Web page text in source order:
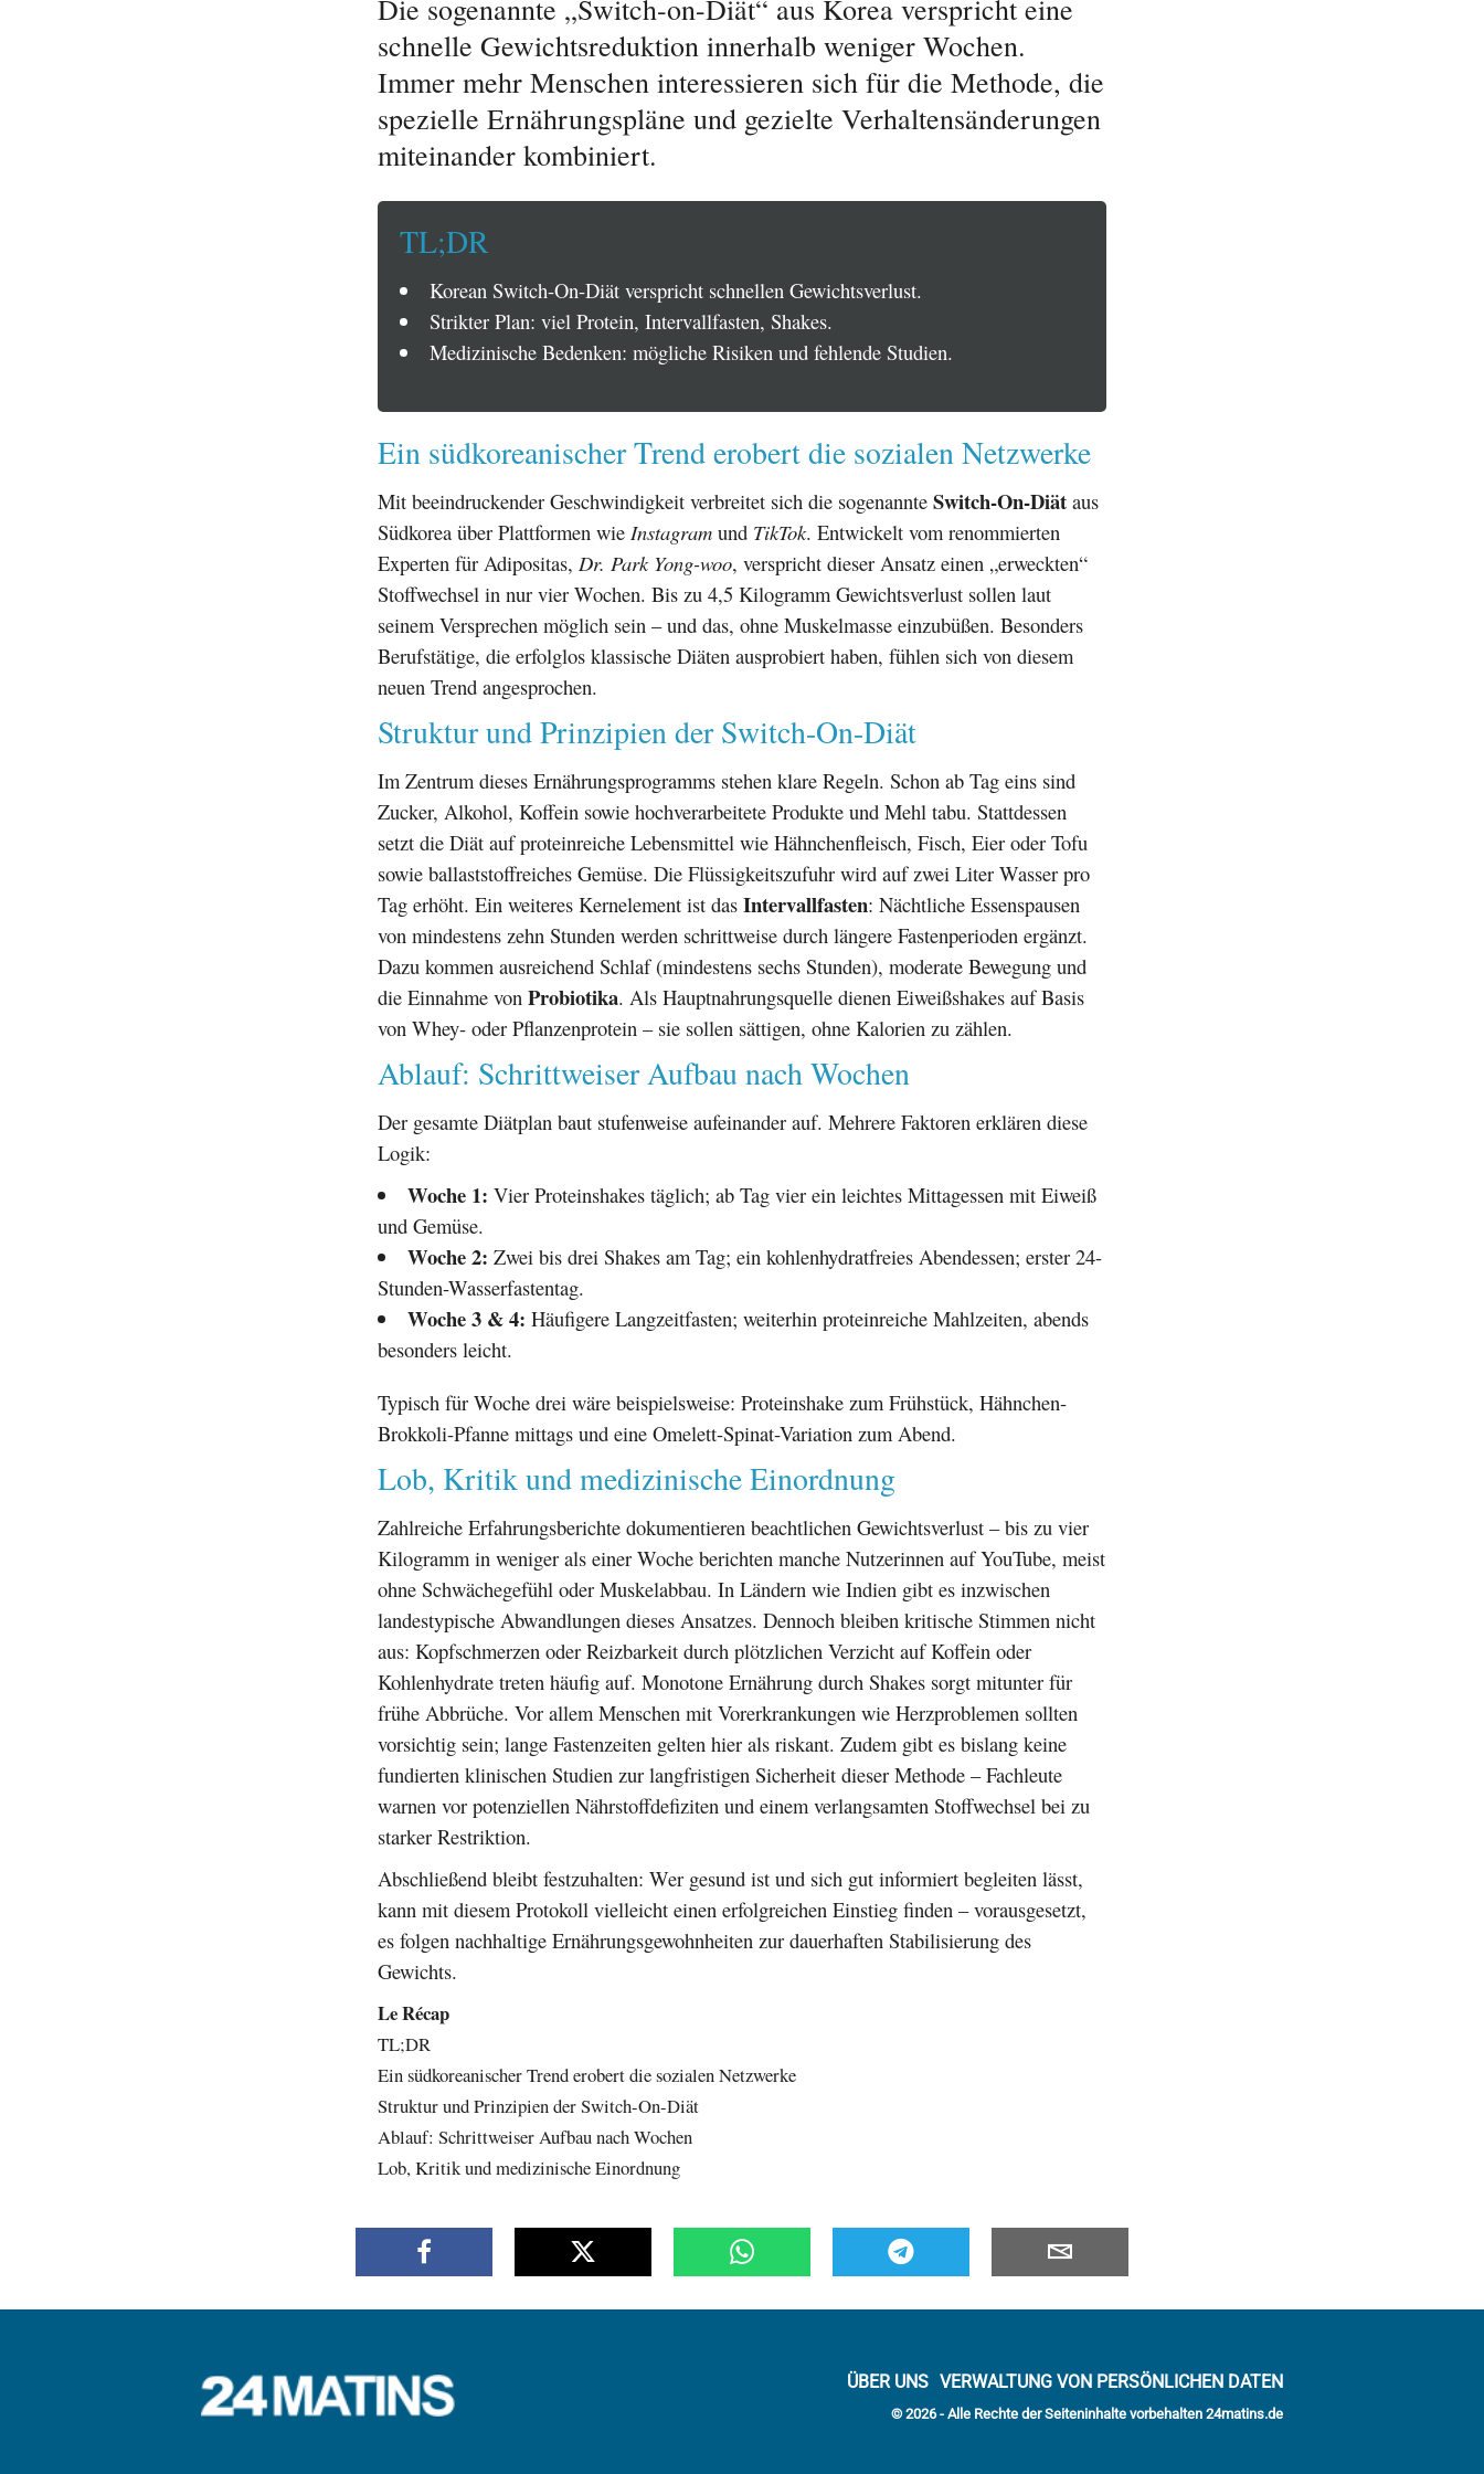
Die sogenannte „Switch-on-Diät“ aus Korea verspricht eine
schnelle Gewichtsreduktion innerhalb weniger Wochen.
Immer mehr Menschen interessieren sich für die Methode, die
spezielle Ernährungspläne und gezielte Verhaltensänderungen
miteinander kombiniert.
TL;DR
Korean Switch-On-Diät verspricht schnellen Gewichtsverlust.
Strikter Plan: viel Protein, Intervallfasten, Shakes.
Medizinische Bedenken: mögliche Risiken und fehlende Studien.
Ein südkoreanischer Trend erobert die sozialen Netzwerke
Mit beeindruckender Geschwindigkeit verbreitet sich die sogenannte Switch-On-Diät aus
Südkorea über Plattformen wie Instagram und TikTok. Entwickelt vom renommierten
Experten für Adipositas, Dr. Park Yong-woo, verspricht dieser Ansatz einen „erweckten“
Stoffwechsel in nur vier Wochen. Bis zu 4,5 Kilogramm Gewichtsverlust sollen laut
seinem Versprechen möglich sein – und das, ohne Muskelmasse einzubüßen. Besonders
Berufstätige, die erfolglos klassische Diäten ausprobiert haben, fühlen sich von diesem
neuen Trend angesprochen.
Struktur und Prinzipien der Switch-On-Diät
Im Zentrum dieses Ernährungsprogramms stehen klare Regeln. Schon ab Tag eins sind
Zucker, Alkohol, Koffein sowie hochverarbeitete Produkte und Mehl tabu. Stattdessen
setzt die Diät auf proteinreiche Lebensmittel wie Hähnchenfleisch, Fisch, Eier oder Tofu
sowie ballaststoffreiches Gemüse. Die Flüssigkeitszufuhr wird auf zwei Liter Wasser pro
Tag erhöht. Ein weiteres Kernelement ist das Intervallfasten: Nächtliche Essenspausen
von mindestens zehn Stunden werden schrittweise durch längere Fastenperioden ergänzt.
Dazu kommen ausreichend Schlaf (mindestens sechs Stunden), moderate Bewegung und
die Einnahme von Probiotika. Als Hauptnahrungsquelle dienen Eiweißshakes auf Basis
von Whey- oder Pflanzenprotein – sie sollen sättigen, ohne Kalorien zu zählen.
Ablauf: Schrittweiser Aufbau nach Wochen
Der gesamte Diätplan baut stufenweise aufeinander auf. Mehrere Faktoren erklären diese
Logik:
Woche 1: Vier Proteinshakes täglich; ab Tag vier ein leichtes Mittagessen mit Eiweiß
und Gemüse.
Woche 2: Zwei bis drei Shakes am Tag; ein kohlenhydratfreies Abendessen; erster 24-
Stunden-Wasserfastentag.
Woche 3 & 4: Häufigere Langzeitfasten; weiterhin proteinreiche Mahlzeiten, abends
besonders leicht.
Typisch für Woche drei wäre beispielsweise: Proteinshake zum Frühstück, Hähnchen-
Brokkoli-Pfanne mittags und eine Omelett-Spinat-Variation zum Abend.
Lob, Kritik und medizinische Einordnung
Zahlreiche Erfahrungsberichte dokumentieren beachtlichen Gewichtsverlust – bis zu vier
Kilogramm in weniger als einer Woche berichten manche Nutzerinnen auf YouTube, meist
ohne Schwächegefühl oder Muskelabbau. In Ländern wie Indien gibt es inzwischen
landestypische Abwandlungen dieses Ansatzes. Dennoch bleiben kritische Stimmen nicht
aus: Kopfschmerzen oder Reizbarkeit durch plötzlichen Verzicht auf Koffein oder
Kohlenhydrate treten häufig auf. Monotone Ernährung durch Shakes sorgt mitunter für
frühe Abbrüche. Vor allem Menschen mit Vorerkrankungen wie Herzproblemen sollten
vorsichtig sein; lange Fastenzeiten gelten hier als riskant. Zudem gibt es bislang keine
fundierten klinischen Studien zur langfristigen Sicherheit dieser Methode – Fachleute
warnen vor potenziellen Nährstoffdefiziten und einem verlangsamten Stoffwechsel bei zu
starker Restriktion.
Abschließend bleibt festzuhalten: Wer gesund ist und sich gut informiert begleiten lässt,
kann mit diesem Protokoll vielleicht einen erfolgreichen Einstieg finden – vorausgesetzt,
es folgen nachhaltige Ernährungsgewohnheiten zur dauerhaften Stabilisierung des
Gewichts.
Le Récap
TL;DR
Ein südkoreanischer Trend erobert die sozialen Netzwerke
Struktur und Prinzipien der Switch-On-Diät
Ablauf: Schrittweiser Aufbau nach Wochen
Lob, Kritik und medizinische Einordnung
ÜBER UNS VERWALTUNG VON PERSÖNLICHEN DATEN
© 2026 - Alle Rechte der Seiteninhalte vorbehalten 24matins.de